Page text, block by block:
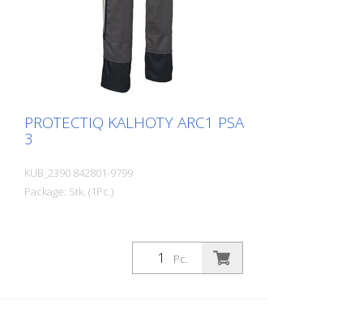
PROTECTIQ KALHOTY ARC1 PSA
3
KUB_2390 842801-9799
Package: Stk. (1Pc.)
Pc.